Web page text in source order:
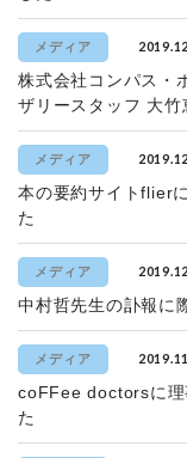
メディア
株式会社コンパス
ザリースタッフ 大竹
メディア
本の要約サイトflier
た
メディア
中村哲先生の訃報に
メディア
coFFee doctorsに理
た